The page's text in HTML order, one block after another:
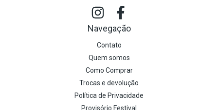
Navegação
Contato
Quem somos
Como Comprar
Trocas e devolução
Política de Privacidade
Provisório Festival